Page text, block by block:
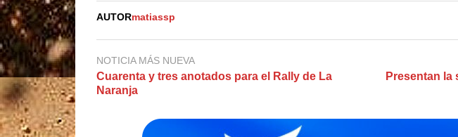
AUTORmatiassp
NOTICIA MÁS NUEVA
Cuarenta y tres anotados para el Rally de La
Naranja
Presentan la